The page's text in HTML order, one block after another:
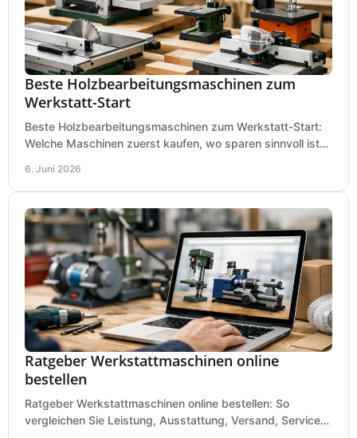
Beste Holzbearbeitungsmaschinen zum
Werkstatt-Start
Beste Holzbearbeitungsmaschinen zum Werkstatt-Start:
Welche Maschinen zuerst kaufen, wo sparen sinnvoll ist
6. Juni 2026
Ratgeber Werkstattmaschinen online
bestellen
Ratgeber Werkstattmaschinen online bestellen: So
vergleichen Sie Leistung, Ausstattung, Versand, Service